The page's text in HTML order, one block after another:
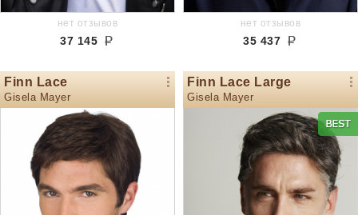
нет отзывов
37 145
нет отзывов
35 437
Finn Lace
Gisela Mayer
Finn Lace Large
Gisela Mayer